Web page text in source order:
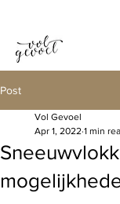
Post
Vol Gevoel
Apr 1, 2022 1 min